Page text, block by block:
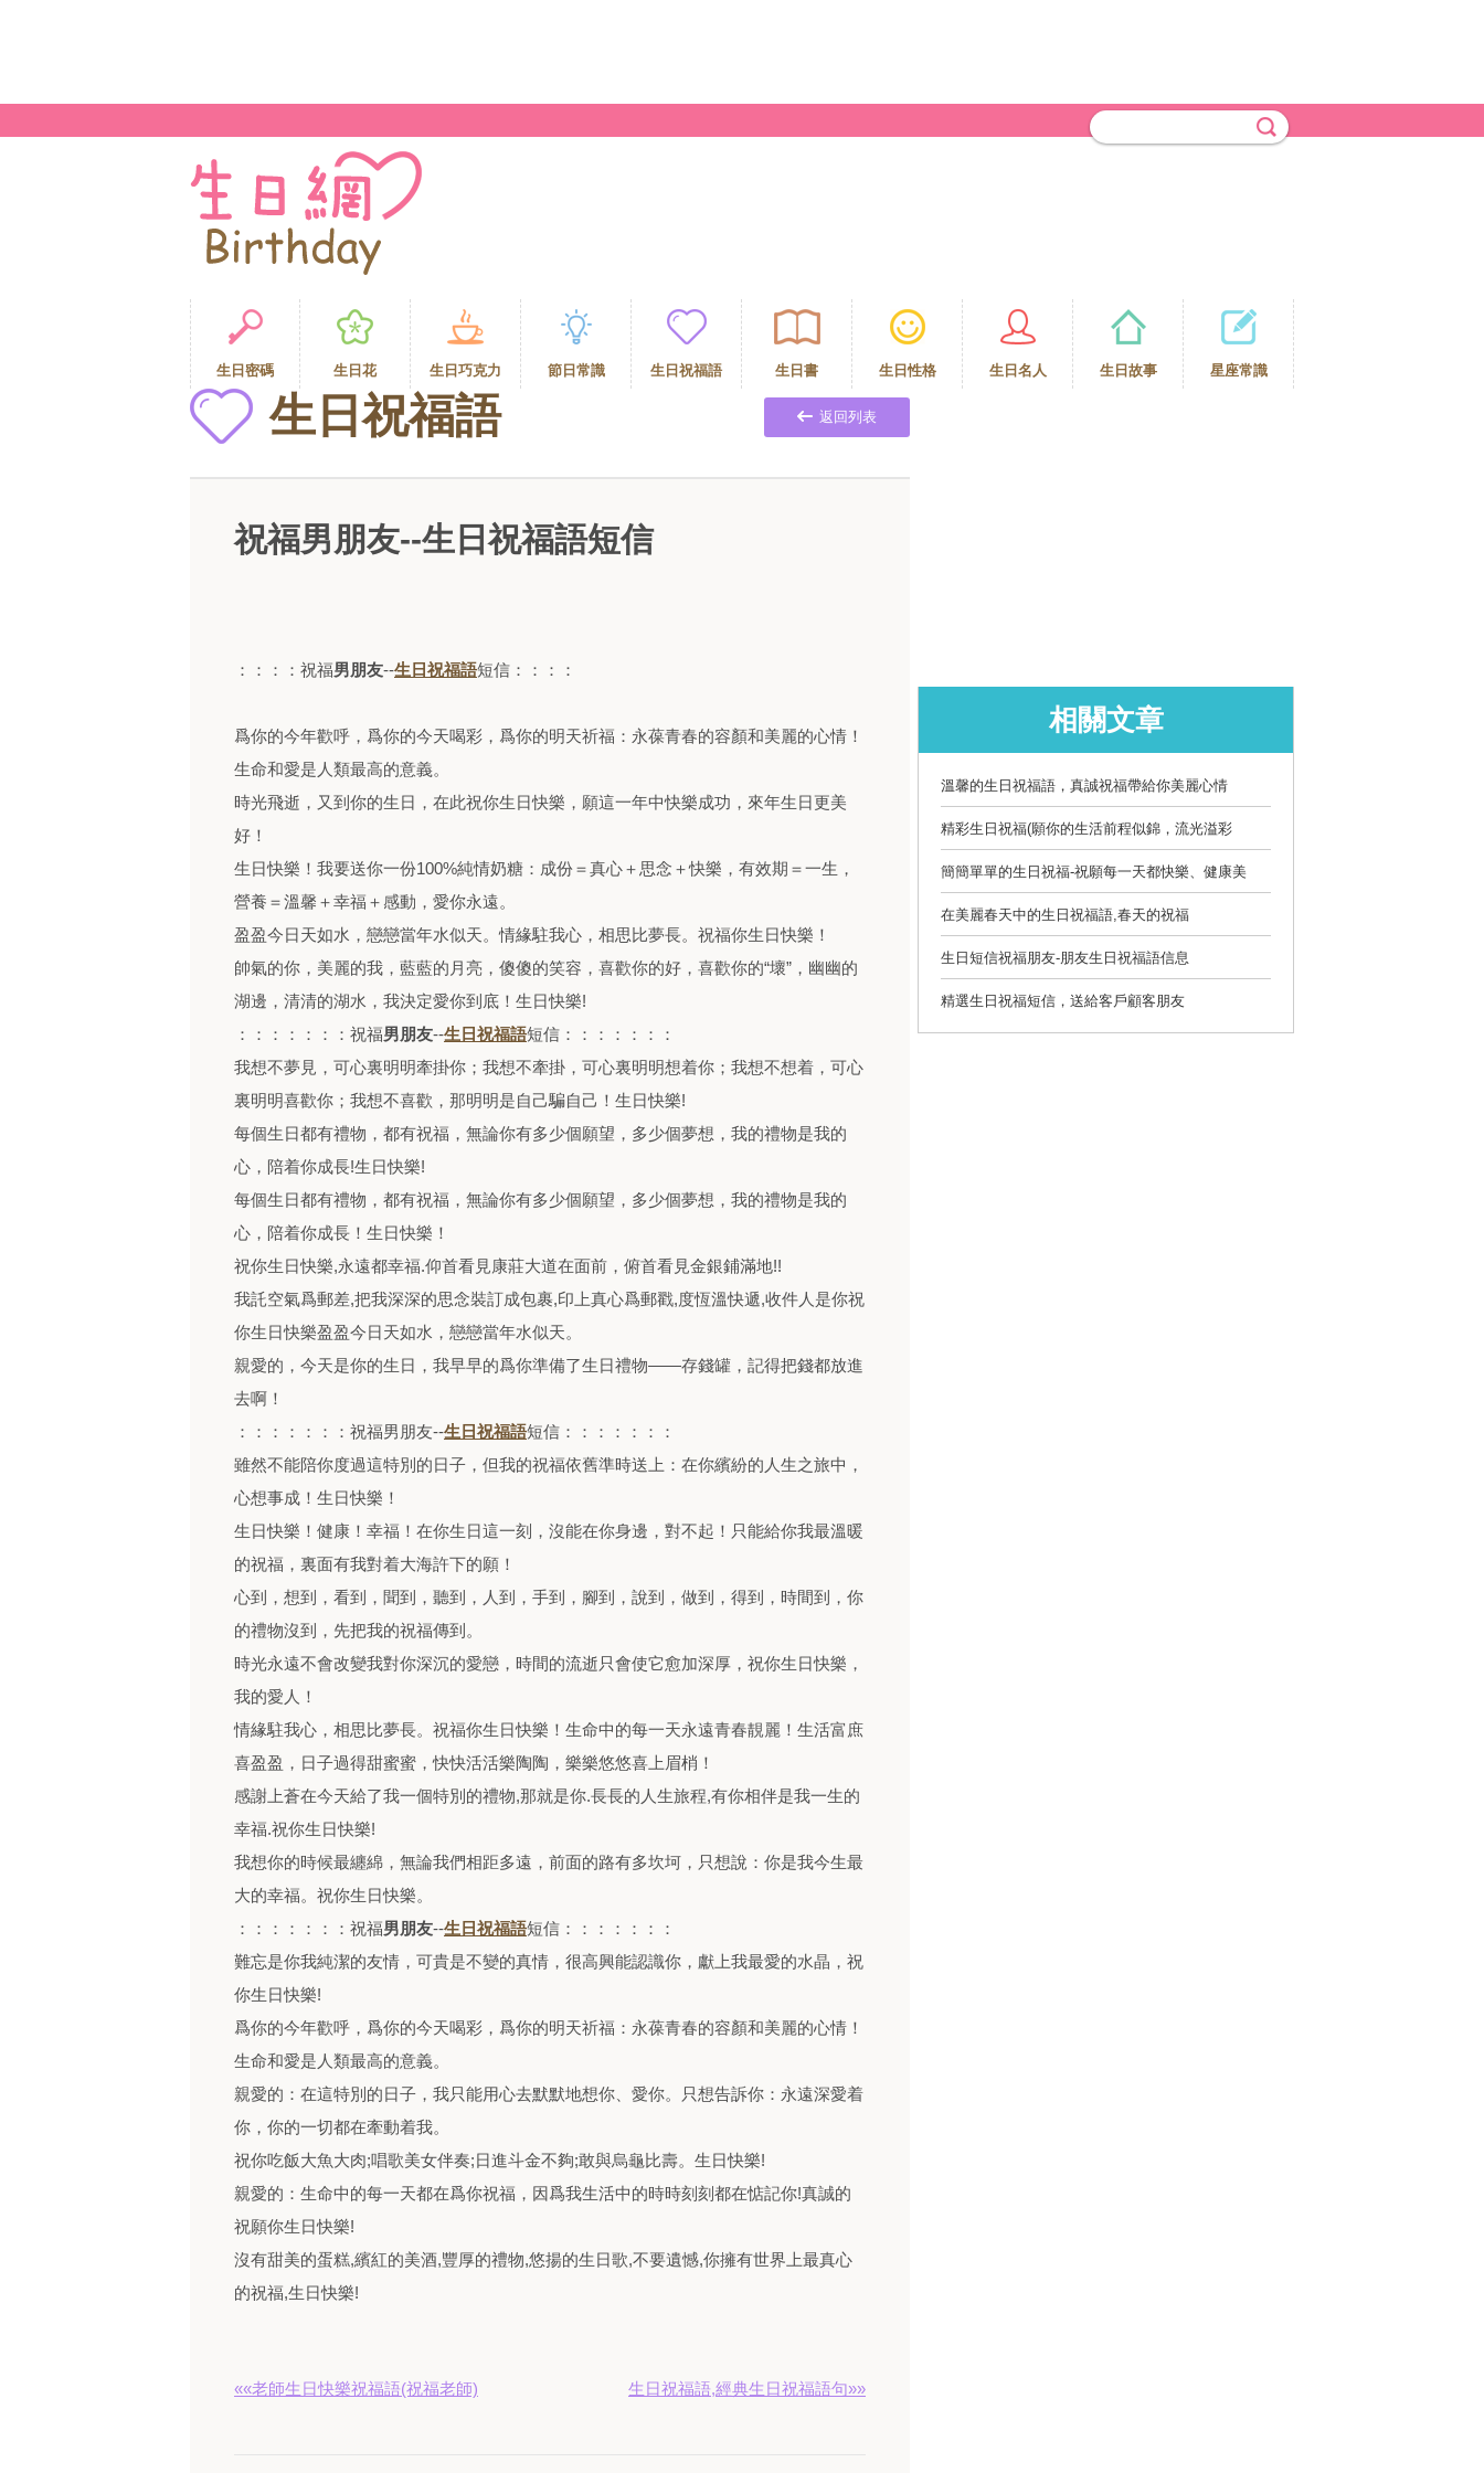
生日密碼 生日花 生日巧克力 節日常識 生日祝福語 生日書 生日性格 生日名人 生日故事 星座常識
生日祝福語 返回列表
祝福男朋友--生日祝福語短信
：：：：祝福男朋友--生日祝福語短信：：：：
爲你的今年歡呼，爲你的今天喝彩，爲你的明天祈福：永葆青春的容顏和美麗的心情！
生命和愛是人類最高的意義。
時光飛逝，又到你的生日，在此祝你生日快樂，願這一年中快樂成功，來年生日更美
好！
生日快樂！我要送你一份100%純情奶糖：成份＝真心＋思念＋快樂，有效期＝一生，
營養＝溫馨＋幸福＋感動，愛你永遠。
盈盈今日天如水，戀戀當年水似天。情緣駐我心，相思比夢長。祝福你生日快樂！
帥氣的你，美麗的我，藍藍的月亮，傻傻的笑容，喜歡你的好，喜歡你的“壞”，幽幽的
湖邊，清清的湖水，我決定愛你到底！生日快樂!
：：：：：：：祝福男朋友--生日祝福語短信：：：：：：：
我想不夢見，可心裏明明牽掛你；我想不牽掛，可心裏明明想着你；我想不想着，可心
裏明明喜歡你；我想不喜歡，那明明是自己騙自己！生日快樂!
每個生日都有禮物，都有祝福，無論你有多少個願望，多少個夢想，我的禮物是我的
心，陪着你成長!生日快樂!
每個生日都有禮物，都有祝福，無論你有多少個願望，多少個夢想，我的禮物是我的
心，陪着你成長！生日快樂！
祝你生日快樂,永遠都幸福.仰首看見康莊大道在面前，俯首看見金銀鋪滿地!!
我託空氣爲郵差,把我深深的思念裝訂成包裹,印上真心爲郵戳,度恆溫快遞,收件人是你祝
你生日快樂盈盈今日天如水，戀戀當年水似天。
親愛的，今天是你的生日，我早早的爲你準備了生日禮物——存錢罐，記得把錢都放進
去啊！
：：：：：：：祝福男朋友--生日祝福語短信：：：：：：：
雖然不能陪你度過這特別的日子，但我的祝福依舊準時送上：在你繽紛的人生之旅中，
心想事成！生日快樂！
生日快樂！健康！幸福！在你生日這一刻，沒能在你身邊，對不起！只能給你我最溫暖
的祝福，裏面有我對着大海許下的願！
心到，想到，看到，聞到，聽到，人到，手到，腳到，說到，做到，得到，時間到，你
的禮物沒到，先把我的祝福傳到。
時光永遠不會改變我對你深沉的愛戀，時間的流逝只會使它愈加深厚，祝你生日快樂，
我的愛人！
情緣駐我心，相思比夢長。祝福你生日快樂！生命中的每一天永遠青春靚麗！生活富庶
喜盈盈，日子過得甜蜜蜜，快快活活樂陶陶，樂樂悠悠喜上眉梢！
感謝上蒼在今天給了我一個特別的禮物,那就是你.長長的人生旅程,有你相伴是我一生的
幸福.祝你生日快樂!
我想你的時候最纏綿，無論我們相距多遠，前面的路有多坎坷，只想說：你是我今生最
大的幸福。祝你生日快樂。
：：：：：：：祝福男朋友--生日祝福語短信：：：：：：：
難忘是你我純潔的友情，可貴是不變的真情，很高興能認識你，獻上我最愛的水晶，祝
你生日快樂!
爲你的今年歡呼，爲你的今天喝彩，爲你的明天祈福：永葆青春的容顏和美麗的心情！
生命和愛是人類最高的意義。
親愛的：在這特別的日子，我只能用心去默默地想你、愛你。只想告訴你：永遠深愛着
你，你的一切都在牽動着我。
祝你吃飯大魚大肉;唱歌美女伴奏;日進斗金不夠;敢與烏龜比壽。生日快樂!
親愛的：生命中的每一天都在爲你祝福，因爲我生活中的時時刻刻都在惦記你!真誠的
祝願你生日快樂!
沒有甜美的蛋糕,繽紅的美酒,豐厚的禮物,悠揚的生日歌,不要遺憾,你擁有世界上最真心
的祝福,生日快樂!
««老師生日快樂祝福語(祝福老師) 生日祝福語,經典生日祝福語句»»
相關文章
溫馨的生日祝福語，真誠祝福帶給你美麗心情
精彩生日祝福(願你的生活前程似錦，流光溢彩
簡簡單單的生日祝福-祝願每一天都快樂、健康美
在美麗春天中的生日祝福語,春天的祝福
生日短信祝福朋友-朋友生日祝福語信息
精選生日祝福短信，送給客戶顧客朋友